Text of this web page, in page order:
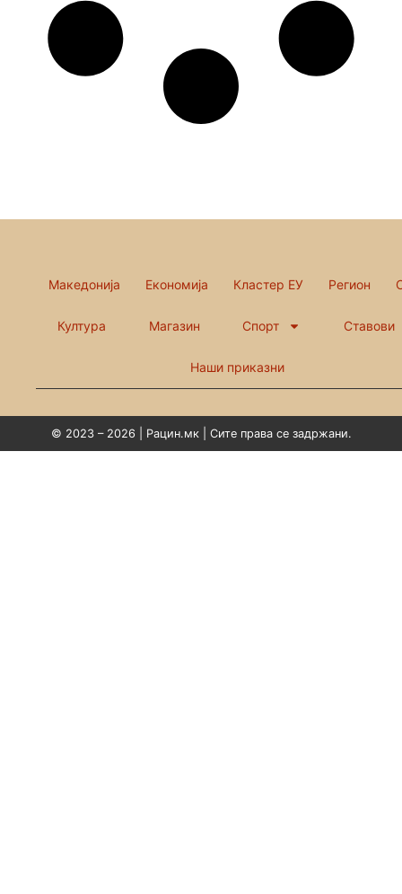
Македонија Економија Кластер ЕУ Регион
Култура Магазин Спорт Ставови
Наши приказни
© 2023 – 2026 | Рацин.мк | Сите права се задржани.